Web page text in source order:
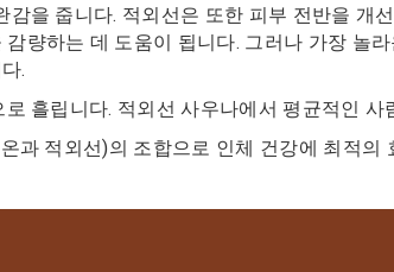
을 줍니다. 적외선은 또한 피부 전반을 ​​개
량하는 데 도움이 됩니다. 그러나 가장 놀
.
흘립니다. 적외선 사우나에서 평균적인
과 적외선)의 조합으로 인체 건강에 최적의